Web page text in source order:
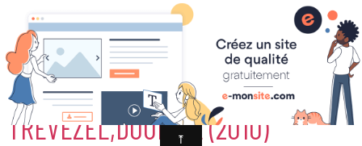
ANALYSES GÉNÉTIQUES
TREVEZEL,DOURBIE (2010)